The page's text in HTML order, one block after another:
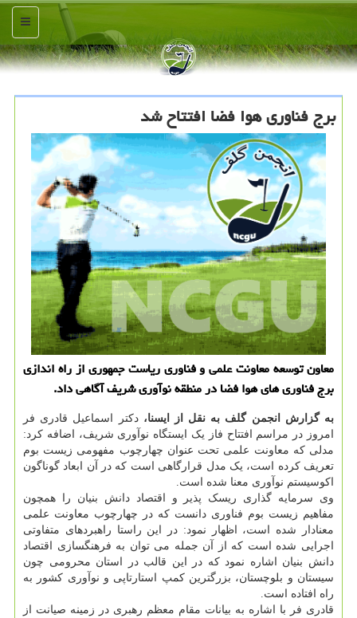
منو
برج فناوری هوا فضا افتتاح شد
معاون توسعه معاونت علمی و فناوری ریاست جمهوری از راه اندازی
برج فناوری های هوا فضا در منطقه نوآوری شریف آگاهی داد.
به گزارش انجمن گلف به نقل از ایسنا،دکتر اسماعیل قادری فر
امروز در مراسم افتتاح فاز یک ایستگاه نوآوری شریف، اضافه کرد:
مدلی که معاونت علمی تحت عنوان چهارچوب مفهومی زیست بوم
تعریف کرده است، یک مدل قرارگاهی است که در آن ابعاد گوناگون
اکوسیستم نوآوری معنا شده است.
وی سرمایه گذاری ریسک پذیر و اقتصاد دانش بنیان را همچون
مفاهیم زیست بوم فناوری دانست که در چهارچوب معاونت علمی
معنادار شده است، اظهار نمود: در این راستا راهبردهای متفاوتی
اجرایی شده است که از آن جمله می توان به فرهنگسازی اقتصاد
دانش بنیان اشاره نمود که در این قالب در استان محرومی چون
سیستان و بلوچستان، بزرگترین کمپ استارتاپی و نوآوری کشور به
راه افتاده است.
قادری فر با اشاره به بیانات مقام معظم رهبری در زمینه صیانت از